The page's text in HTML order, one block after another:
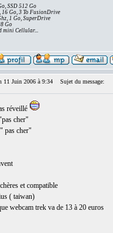
SSD 512 Go
Go, 3 To FusionDrive
1 Go, SuperDrive
Go
mini Cellular...
Juin 2006 à 9:34 Sujet du message:
réveillé
cher"
pas cher"
et compatible
( taiwan)
webcam trek va de 13 à 20 euros